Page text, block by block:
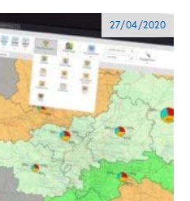
27/04/2020